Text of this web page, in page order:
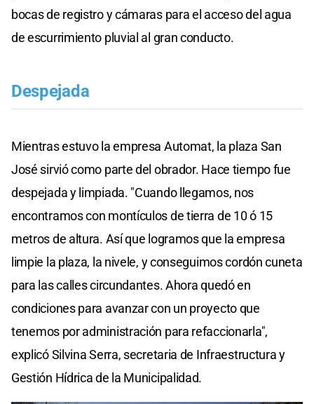
bocas de registro y cámaras para el acceso del agua
de escurrimiento pluvial al gran conducto.
Despejada
Mientras estuvo la empresa Automat, la plaza San
José sirvió como parte del obrador. Hace tiempo fue
despejada y limpiada. "Cuando llegamos, nos
encontramos con montículos de tierra de 10 ó 15
metros de altura. Así que logramos que la empresa
limpie la plaza, la nivele, y conseguimos cordón cuneta
para las calles circundantes. Ahora quedó en
condiciones para avanzar con un proyecto que
tenemos por administración para refaccionarla",
explicó Silvina Serra, secretaria de Infraestructura y
Gestión Hídrica de la Municipalidad.